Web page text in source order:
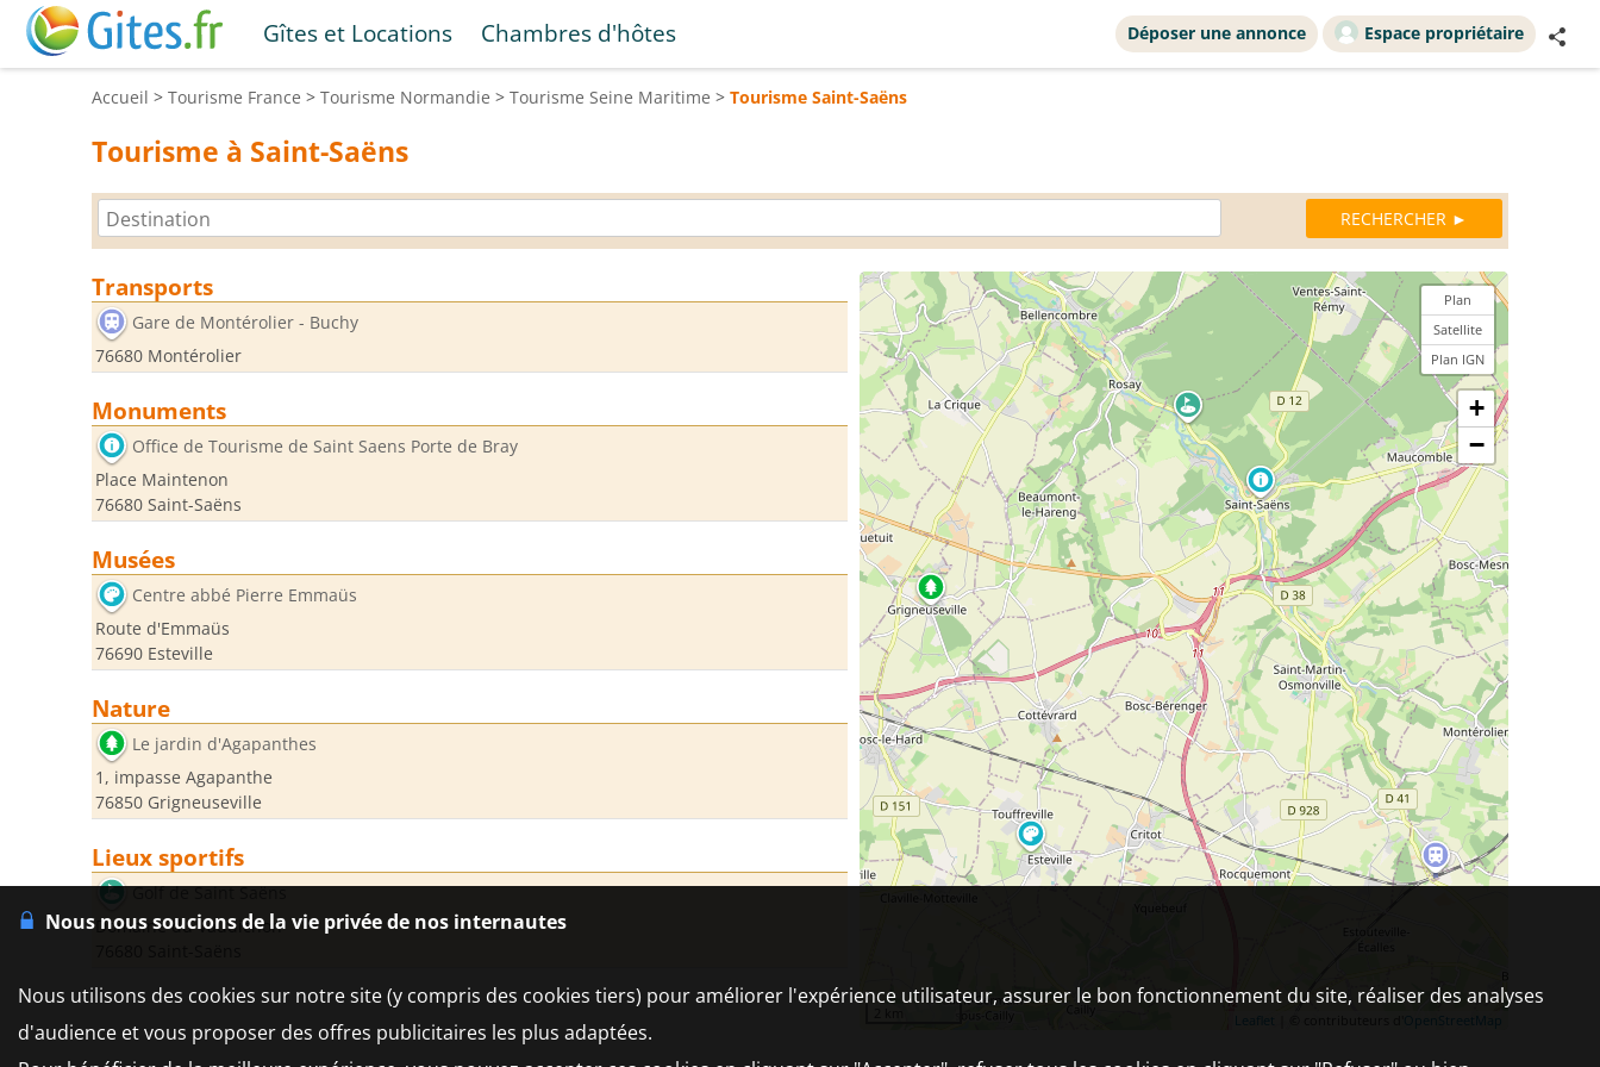
Gîtes et Locations Chambres d'hôtes Déposer une annonce Espace propriétaire
Accueil > Tourisme France > Tourisme Normandie > Tourisme Seine Maritime > Tourisme Saint-Saëns
Tourisme à Saint-Saëns
Transports
Gare de Montérolier - Buchy
76680 Montérolier
Monuments
Office de Tourisme de Saint Saens Porte de Bray
Place Maintenon
76680 Saint-Saëns
Musées
Centre abbé Pierre Emmaüs
Route d'Emmaüs
76690 Esteville
Nature
Le jardin d'Agapanthes
1, impasse Agapanthe
76850 Grigneuseville
Lieux sportifs
Golf de Saint Saëns
Domaine du Vaudichon
Plan
Satellite
Plan IGN
+
−
Leaflet OpenStreetMap
Nous nous soucions de la vie privée de nos internautes
Nous utilisons des cookies sur notre site (y compris des cookies tiers) pour améliorer l'expérience utilisateur, assurer le bon fonctionnement du site, réaliser des analyses
d'audience et vous proposer des offres publicitaires les plus adaptées.